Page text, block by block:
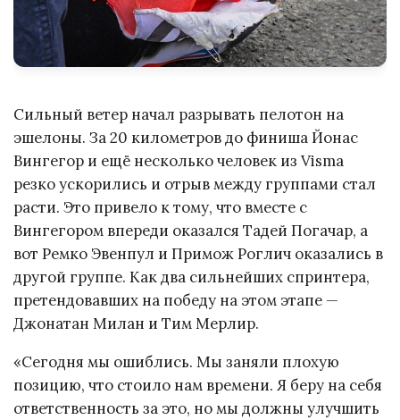
Сильный ветер начал разрывать пелотон на
эшелоны. За 20 километров до финиша Йонас
Вингегор и ещё несколько человек из Visma
резко ускорились и отрыв между группами стал
расти. Это привело к тому, что вместе с
Вингегором впереди оказался Тадей Погачар, а
вот Ремко Эвенпул и Примож Роглич оказались в
другой группе. Как два сильнейших спринтера,
претендовавших на победу на этом этапе —
Джонатан Милан и Тим Мерлир.
«Сегодня мы ошиблись. Мы заняли плохую
позицию, что стоило нам времени. Я беру на себя
ответственность за это, но мы должны улучшить